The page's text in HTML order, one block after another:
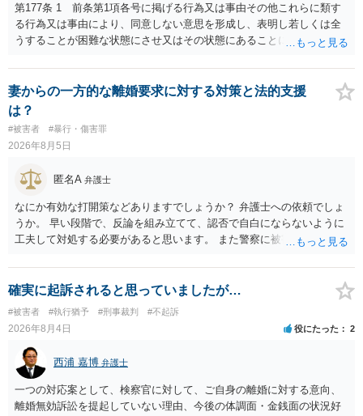
第177条 1 前条第1項各号に掲げる行為又は事由その他これらに類す
る行為又は事由により、同意しない意思を形成し、表明し若しくは全
うすることが困難な状態にさせ又はその状態にあることに乗じて、性
く。）若しくは物を挿入する行為であってわいせつなもの（以下この
条及び第179条第2項において「性交等」という。）をした者は、婚姻
関係の有無にかかわらず、5年以上の有期拘禁刑に処する。 第176条 1
次に掲げる行為又は事由その他これらに類する行為又は事由により、
同意しない意思を形成し、表明し若しくは全うすることが困難な状態
にさせ又はその状態にあることに乗じて、わいせつな行為をした者
は、婚姻関係の有無にかかわらず、6月以上10年以下の拘禁刑に処す
る。 ③アルコール若しくは薬物を摂取させること又はそれらの影響が
あること。 以上の通りですから、アルコール摂取だけでなく、「同意
しない意思を形成し、表明し若しくは全うすることが困難な状態」で
あることが必要です。
妻からの一方的な離婚要求に対する対策と法的支援
は？
#被害者 #暴行・傷害罪
2026年8月5日
匿名A 弁護士
なにか有効な打開策などありますでしょうか？ 弁護士への依頼でしょ
うか。 早い段階で、反論を組み立てて、認否で自白にならないように
工夫して対処する必要があると思います。 また警察に被害届を出すと
告訴状を作って証拠をそろえて出すことでしょう。
確実に起訴されると思っていましたが…
#被害者 #執行猶予 #刑事裁判 #不起訴
2026年8月4日 役にたった 2
西浦 嘉博 弁護士
一つの対応案として、検察官に対して、ご自身の離婚に対する意向、
離婚無効訴訟を提起していない理由、今後の体調面・金銭面の状況好